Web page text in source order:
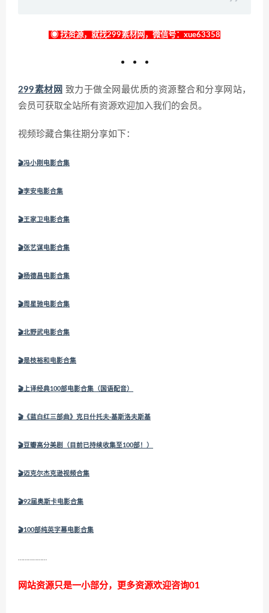
◉ 找资源，就找299素材网，微信号：xue63358
299素材网 致力于做全网最优质的资源整合和分享网站，
会员可获取全站所有资源欢迎加入我们的会员。
视频珍藏合集往期分享如下：
🎬冯小刚电影合集
🎬李安电影合集
🎬王家卫电影合集
🎬张艺谋电影合集
🎬杨德昌电影合集
🎬周星驰电影合集
🎬北野武电影合集
🎬是枝裕和电影合集
🎬 上译经典100部电影合集（国语配音）
🎬 《蓝白红三部曲》克日什托夫·基斯洛夫斯基
🎬豆瓣高分美剧（目前已持续收集至100部！）
🎬迈克尔杰克逊视频合集
🎬92届奥斯卡电影合集
🎬100部纯英字幕电影合集
网站资源只是一小部分，更多资源欢迎咨询01